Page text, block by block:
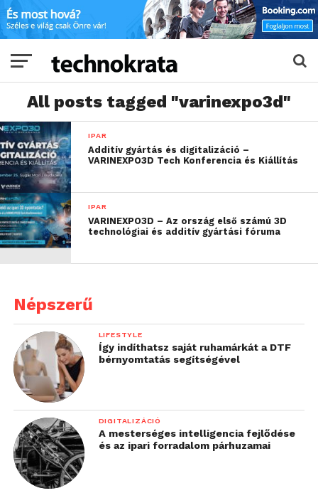
All posts tagged "varinexpo3d"
IPAR
Additív gyártás és digitalizáció –
VARINEXPO3D Tech Konferencia és Kiállítás
IPAR
VARINEXPO3D – Az ország első számú 3D
technológiai és additív gyártási fóruma
Népszerű
LIFESTYLE
Így indíthatsz saját ruhamárkát a DTF
bérnyomtatás segítségével
DIGITALIZÁCIÓ
A mesterséges intelligencia fejlődése
és az ipari forradalom párhuzamai